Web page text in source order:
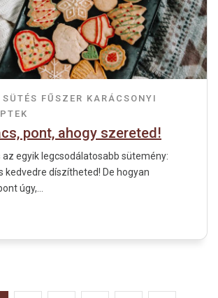
SÜTÉS FŰSZER KARÁCSONYI
pont, ahogy szereted!
egyik legcsodálatosabb sütemény:
kedvedre díszítheted! De hogyan
úgy,...